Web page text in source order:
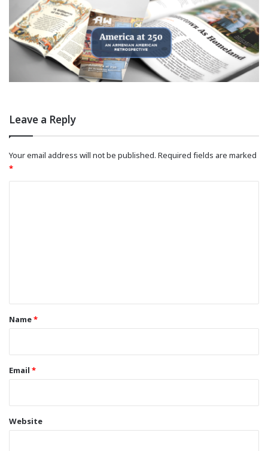
Leave a Reply
Your email address will not be published. Required fields are marked
*
*Name*
Email *
Website